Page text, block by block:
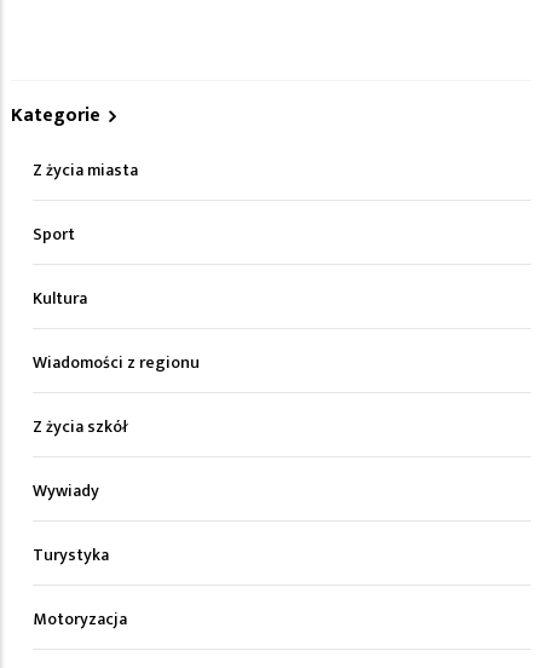
Kategorie
Z życia miasta
Sport
Kultura
Wiadomości z regionu
Z życia szkół
Wywiady
Turystyka
Motoryzacja